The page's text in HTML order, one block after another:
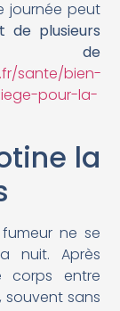
journée peut
de plusieurs
de
sante/bien-
pour-la-
la
ne se
nuit. Après
corps entre
, souvent sans